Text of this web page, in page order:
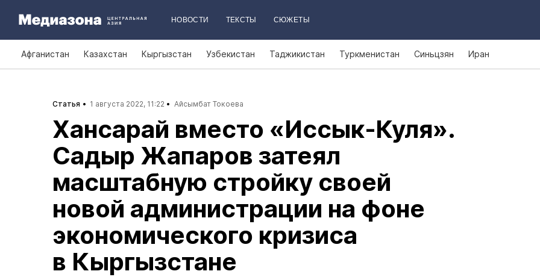
НОВОСТИ ТЕКСТЫ СЮЖЕТЫ
Афганистан Казахстан Кыргызстан Узбекистан Таджикистан Туркменистан Синьцзян Иран
Статья 1 августа 2022, 11:22 Айсымбат Токоева
Хансарай вместо «Иссык‑Куля».
Садыр Жапаров затеял
масштабную стройку своей
новой администрации на фоне
экономического кризиса
в Кыргызстане